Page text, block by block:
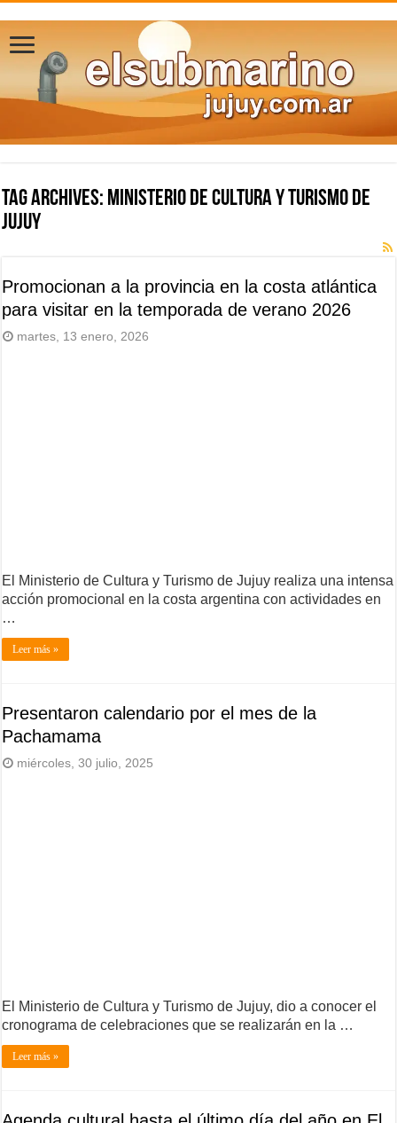
Tag Archives: Ministerio de Cultura y Turismo de
Jujuy
Promocionan a la provincia en la costa atlántica
para visitar en la temporada de verano 2026
martes, 13 enero, 2026
El Ministerio de Cultura y Turismo de Jujuy realiza una intensa
acción promocional en la costa argentina con actividades en
…
Leer más »
Presentaron calendario por el mes de la
Pachamama
miércoles, 30 julio, 2025
El Ministerio de Cultura y Turismo de Jujuy, dio a conocer el
cronograma de celebraciones que se realizarán en la …
Leer más »